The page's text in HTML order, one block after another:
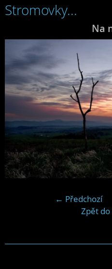
Stromovky...
Na
← Předchozí
Zpět do